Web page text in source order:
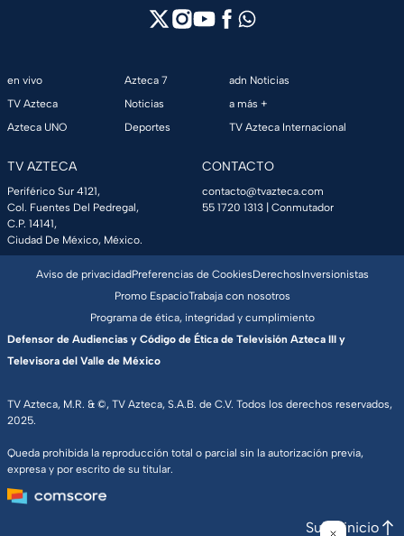
en vivo
TV Azteca
Azteca UNO
Azteca 7
Noticias
Deportes
adn Noticias
a más +
TV Azteca Internacional
TV AZTECA
Periférico Sur 4121,
Col. Fuentes Del Pedregal,
C.P. 14141,
Ciudad De México, México.
CONTACTO
contacto@tvazteca.com
55 1720 1313 | Conmutador
TV Azteca, M.R. & ©, TV Azteca, S.A.B. de C.V. Todos los derechos reservados,
2025.
Queda prohibida la reproducción total o parcial sin la autorización previa,
expresa y por escrito de su titular.
Aviso de privacidadPreferencias de CookiesDerechosInversionistas
Promo EspacioTrabaja con nosotros
Programa de ética, integridad y cumplimiento
Defensor de Audiencias y Código de Ética de Televisión Azteca III y
Televisora del Valle de México
Subir inicio